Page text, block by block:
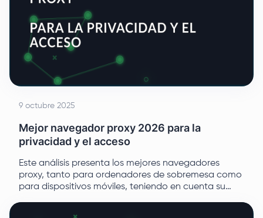
9 octubre 2025
Mejor navegador proxy 2026 para la
privacidad y el acceso
Este análisis presenta los mejores navegadores
proxy, tanto para ordenadores de sobremesa como
para dispositivos móviles, teniendo en cuenta su